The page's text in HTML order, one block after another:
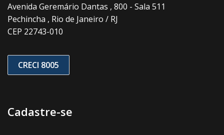
Avenida Geremário Dantas , 800 - Sala 511
Pechincha , Rio de Janeiro / RJ
CEP 22743-010
CRECI 8005
Cadastre-se